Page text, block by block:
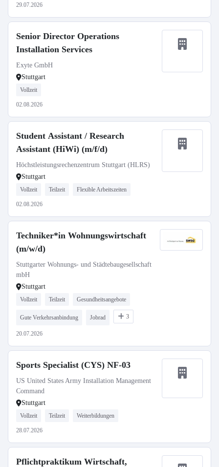
29.07.2026
Senior Director Operations
Installation Services
Exyte GmbH
Stuttgart
Vollzeit
02.08.2026
Student Assistant / Research
Assistant (HiWi) (m/f/d)
Höchstleistungsrechenzentrum Stuttgart (HLRS)
Stuttgart
Vollzeit Teilzeit Flexible Arbeitszeiten
02.08.2026
Techniker*in Wohnungswirtschaft
(m/w/d)
Stuttgarter Wohnungs- und Städtebaugesellschaft
mbH
Stuttgart
Vollzeit Teilzeit Gesundheitsangebote
Gute Verkehrsanbindung Jobrad 3
20.07.2026
Sports Specialist (CYS) NF-03
US United States Army Installation Management
Command
Stuttgart
Vollzeit Teilzeit Weiterbildungen
28.07.2026
Pflichtpraktikum Wirtschaft,